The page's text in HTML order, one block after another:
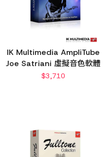
IK Multimedia AmpliTube
Joe Satriani 虛擬音色軟體
$3,710